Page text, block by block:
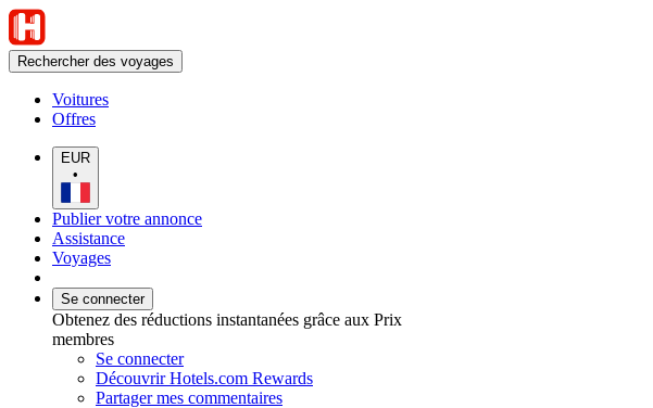
Rechercher des voyages
Voitures
Offres
EUR
•
Publier votre annonce
Assistance
Voyages
Se connecter
Obtenez des réductions instantanées grâce aux Prix
membres
Se connecter
Découvrir Hotels.com Rewards
Partager mes commentaires